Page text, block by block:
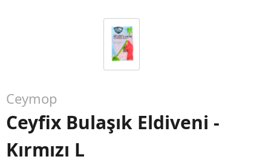
Ceymop
Ceyfix Bulaşık Eldiveni -
Kırmızı L